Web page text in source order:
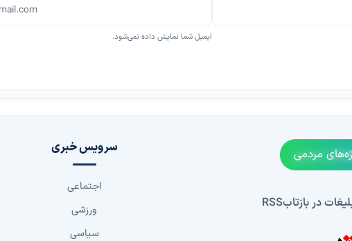
ایمیل شما نمایش داده نمی‌شود.
مردمی
در بازتابRSS
سرویس خبری
اجتماعی
ورزشی
سیاسی